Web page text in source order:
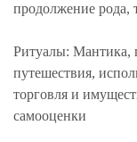
продолжение рода,
Ритуалы: Мантика,
путешествия,
торговля и
самооценки